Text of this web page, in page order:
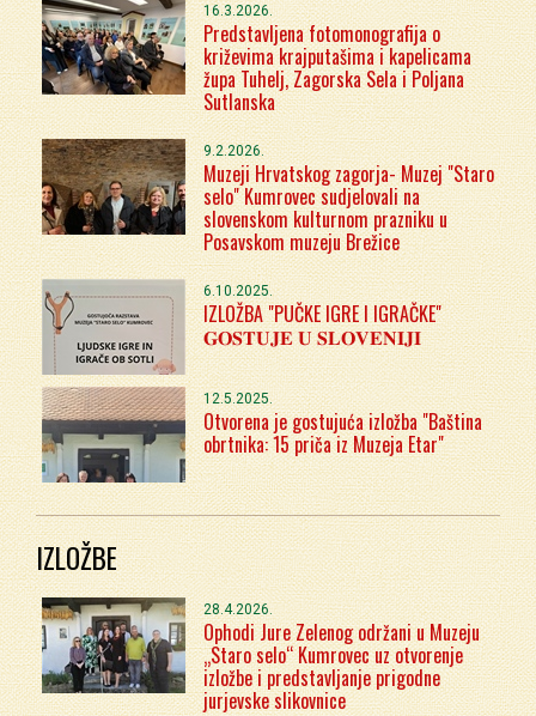
16.3.2026.
Predstavljena fotomonografija o
križevima krajputašima i kapelicama
župa Tuhelj, Zagorska Sela i Poljana
Sutlanska
9.2.2026.
Muzeji Hrvatskog zagorja- Muzej "Staro
selo" Kumrovec sudjelovali na
slovenskom kulturnom prazniku u
Posavskom muzeju Brežice
6.10.2025.
IZLOŽBA "PUČKE IGRE I IGRAČKE"
𝐆𝐎𝐒𝐓𝐔𝐉𝐄 𝐔 𝐒𝐋𝐎𝐕𝐄𝐍𝐈𝐉𝐈
12.5.2025.
Otvorena je gostujuća izložba "Baština
obrtnika: 15 priča iz Muzeja Etar"
IZLOŽBE
28.4.2026.
Ophodi Jure Zelenog održani u Muzeju
„Staro selo“ Kumrovec uz otvorenje
izložbe i predstavljanje prigodne
jurjevske slikovnice